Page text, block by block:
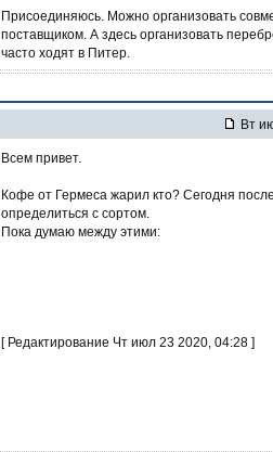
Присоединяюсь. Можно организовать
поставщиком. А здесь организовать
часто ходят в Питер.
Вт
Всем привет.
Кофе от Гермеса жарил кто? Сегодня
определиться с сортом.
Пока думаю между этими:
[ Редактирование Чт июл 23 2020, 04:28 ]